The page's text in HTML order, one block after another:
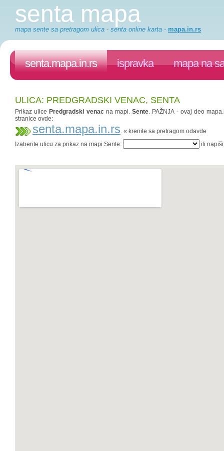
senta mapa
mapa sente sa pretragom ulica - senta online karta - mapa.in.rs
senta.mapa.in.rs ispravka mapa na
ULICA: PREDGRADSKI VENAC, SENTA
Prikaz ulice Predgradski venacna mapi.Sente. PAŽNJA - ovaj deo
stranice ovde:
senta.mapa.in.rs. « krenite sa pretragom odavde
Izaberite ulicu za prikaz na mapi Sente:
ili